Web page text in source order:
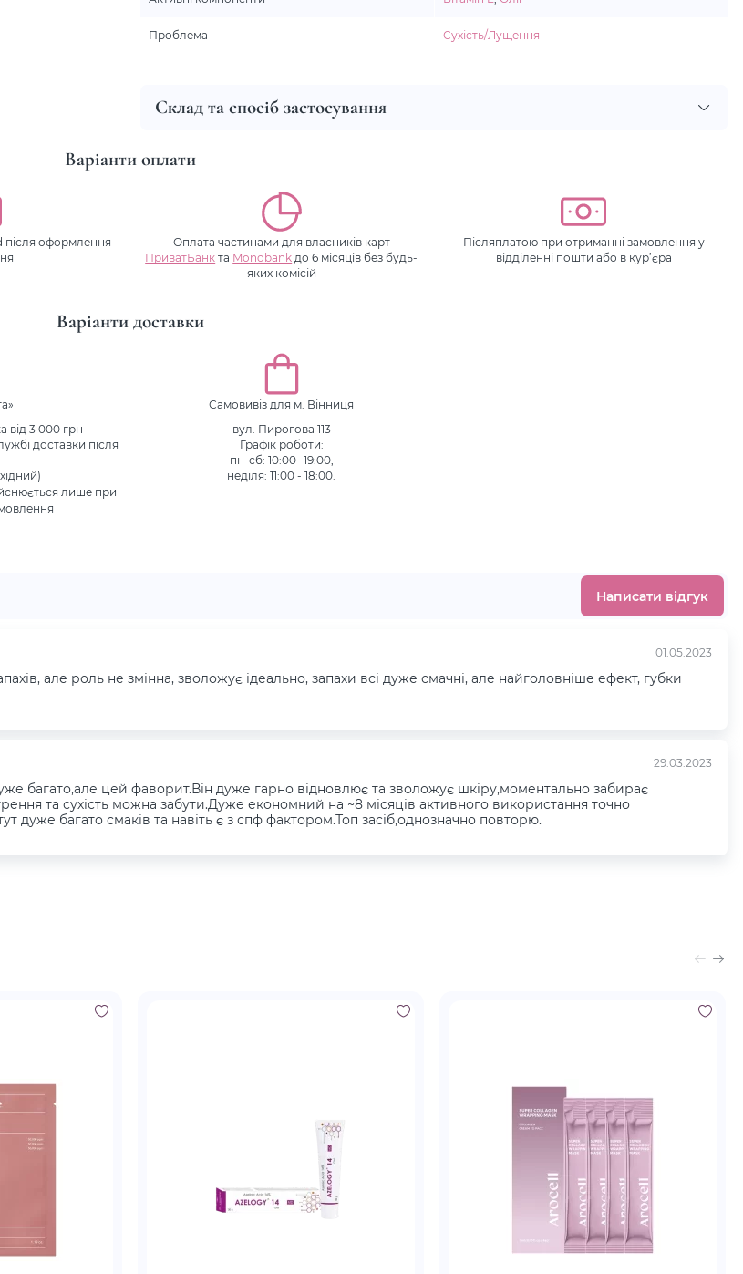
Склад та спосіб застосування
Проблема Сухість/Лущення
Варіанти оплати
після оформлення
Оплата частинами для власників карт
ПриватБанк та Monobank до 6 місяців без будь-
яких комісій
Післяплатою при отриманні замовлення у
відділенні пошти або в кур’єра
Варіанти доставки
від 3 000 грн
доставки після
лише при
Самовивіз для м. Вінниця
вул. Пирогова 113
Графік роботи:
пн-сб: 10:00 -19:00,
неділя: 11:00 - 18:00.
Написати відгук
01.05.2023
але роль не змінна, зволожує ідеально, запахи всі дуже смачні, але найголовніше ефект, губки
29.03.2023
багато,але цей фаворит.Він дуже гарно відновлює та зволожує шкіру,моментально забирає
та сухість можна забути.Дуже економний на ~8 місяців активного використання точно
дуже багато смаків та навіть є з спф фактором.Топ засіб,однозначно повторю.